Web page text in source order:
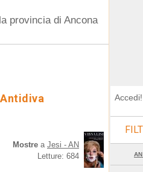
provincia di Ancona
Mostre a Jesi - AN
Letture: 684
Accedi!